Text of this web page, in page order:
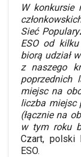
W konkursie
Sieć
ESO od
biorą udział
z naszego
poprzednich
miejsc na
liczba miejsc
(łącznie na
w tym roku
Czart, polski
ESO.